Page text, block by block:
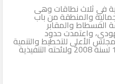
في ثلاث نطاقات وهى
والمنطقة من باب
الفسطاط والمقابر
واعتمدت حدود
الأعلى للتخطيط والتنمية
العمرانية طبقًا للقانون رقم 119 لسنة 2008 ولائحته التنفيذية